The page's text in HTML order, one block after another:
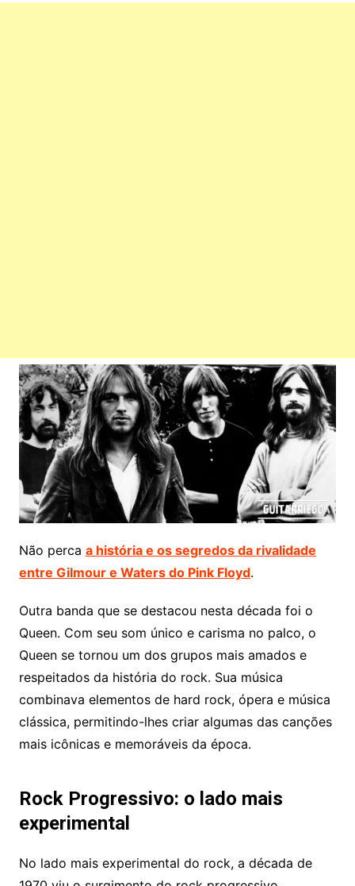
Não perca a história e os segredos da rivalidade
entre Gilmour e Waters do Pink Floyd.
Outra banda que se destacou nesta década foi o
Queen. Com seu som único e carisma no palco, o
Queen se tornou um dos grupos mais amados e
respeitados da história do rock. Sua música
combinava elementos de hard rock, ópera e música
clássica, permitindo-lhes criar algumas das canções
mais icônicas e memoráveis ​​da época.
Rock Progressivo: o lado mais
experimental
No lado mais experimental do rock, a década de